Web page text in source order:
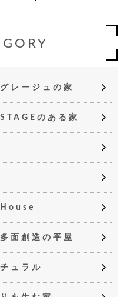
レージュの家
のある家
面創造の平屋
ュラル